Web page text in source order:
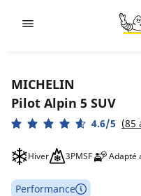
MICHELIN
Pilot Alpin 5 SUV
4.6/5 (85
Hiver 3PMSF Adapté
Performance